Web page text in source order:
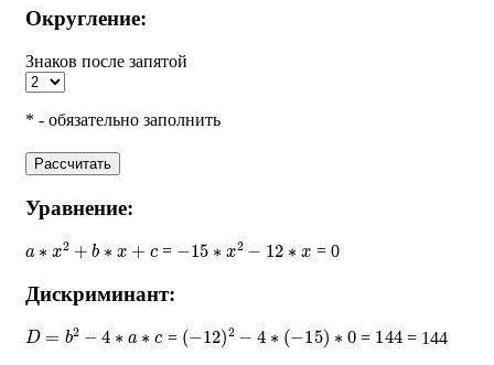
Округление:
Знаков после запятой
* - обязательно заполнить
Рассчитать
Уравнение:
2 b ∗ = 15∗ 2− 12 ∗ = 0
Дискриминант:
D= 2− a = (− 12)2 ∗ −15)∗ = 144 = 144